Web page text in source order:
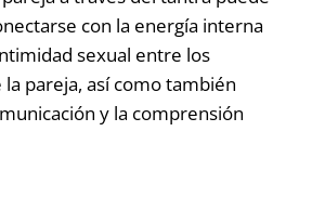
con la energía interna
sexual entre los
pareja, así como también
y la comprensión